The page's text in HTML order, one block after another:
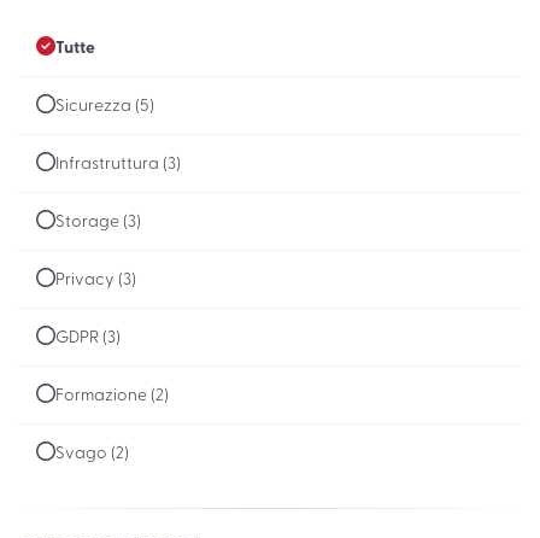
Tutte
Sicurezza (5)
Infrastruttura (3)
Storage (3)
Privacy (3)
GDPR (3)
Formazione (2)
Svago (2)